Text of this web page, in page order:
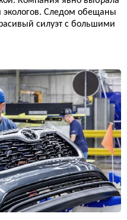
экологов. Следом обещаны
силуэт с большими